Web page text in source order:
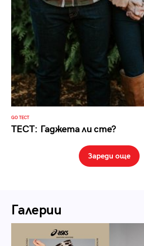
GO ТЕСТ
ТЕСТ: Гаджета ли сте?
Зареди още
Галерии